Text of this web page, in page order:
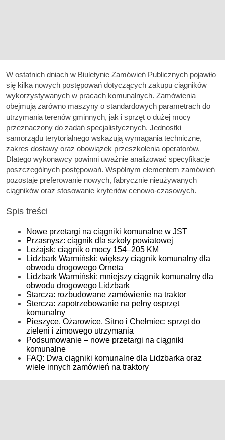
W ostatnich dniach w Biuletynie Zamówień Publicznych pojawiło
się kilka nowych postępowań dotyczących zakupu ciągników
wykorzystywanych w pracach komunalnych. Zamówienia
obejmują zarówno maszyny o standardowych parametrach do
utrzymania terenów gminnych, jak i sprzęt o dużej mocy
przeznaczony do zadań specjalistycznych. Jednostki
samorządu terytorialnego wskazują wymagania techniczne,
zakres dostawy oraz obowiązek przeszkolenia operatorów.
Dlatego wykonawcy powinni uważnie analizować specyfikacje
poszczególnych postępowań. Wspólnym elementem zamówień
pozostaje preferowanie nowych, fabrycznie nieużywanych
ciągników oraz stosowanie kryteriów cenowo-czasowych.
Spis treści
Nowe przetargi na ciągniki komunalne w JST
Przasnysz: ciągnik dla szkoły powiatowej
Leżajsk: ciągnik o mocy 154–205 KM
Lidzbark Warmiński: większy ciągnik komunalny dla
obwodu drogowego Orneta
Lidzbark Warmiński: mniejszy ciągnik komunalny dla
obwodu drogowego Lidzbark
Starcza: rozbudowane zamówienie na traktor
Stercza: zapotrzebowanie na pełny osprzęt
komunalny
Pieszyce, Ożarowice, Sitno i Chełmiec: sprzęt do
zieleni i zimowego utrzymania
Podsumowanie – nowe przetargi na ciągniki
komunalne
FAQ: Dwa ciągniki komunalne dla Lidzbarka oraz
wiele innych zamówień na traktory